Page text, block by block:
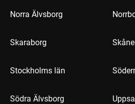
Norra Älvsborg
Skaraborg
Stockholms län
Södra Älvsborg